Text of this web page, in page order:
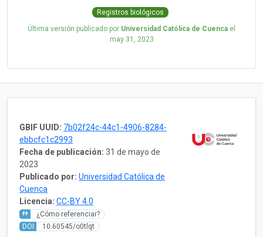
Registros biológicos
Última versión publicado por Universidad Católica de Cuenca el
may 31, 2023
GBIF UUID: 7b02f24c-44c1-4906-8284-
ebbcfc1c2993
Fecha de publicación: 31 de mayo de
2023
Publicado por: Universidad Católica de
Cuenca
Licencia: CC-BY 4.0
¿Cómo referenciar?
DOI
10.60545/o0tlqt